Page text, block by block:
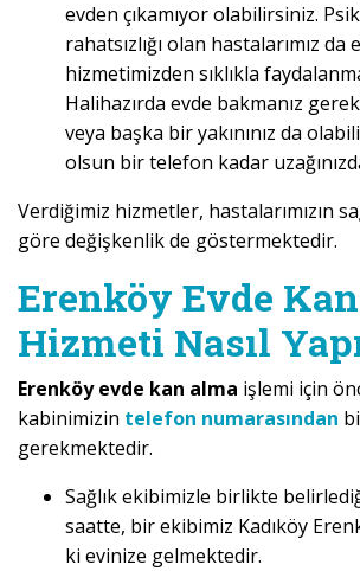
evden çıkamıyor olabilirsiniz.
rahatsızlığı olan hastalarımız da
hizmetimizden sıklıkla
Halihazırda evde bakmanız
veya başka bir yakınınız da
olsun bir telefon kadar
Verdiğimiz hizmetler, hastalarımızın
göre değişkenlik de göstermektedir.
Erenköy Evde
Hizmeti Nasıl
Erenköy evde kan alma işlemi için
kabinimizin telefon numarasından
gerekmektedir.
Sağlık ekibimizle birlikte
saatte, bir ekibimiz Kadıköy
ki evinize gelmektedir.